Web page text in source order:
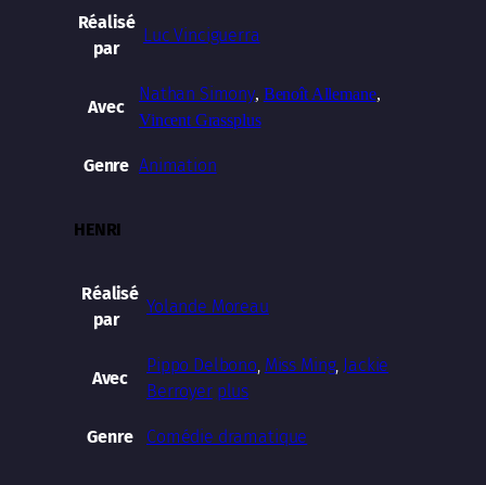
Réalisé
par
Luc Vinciguerra
Avec
Nathan Simony, Benoît Allemane,
Vincent Grassplus
Genre Animation
HENRI
Réalisé
par
Yolande Moreau
Avec
Pippo Delbono Miss Ming, Jackie
Berroyer plus
Genre Comédie dramatique